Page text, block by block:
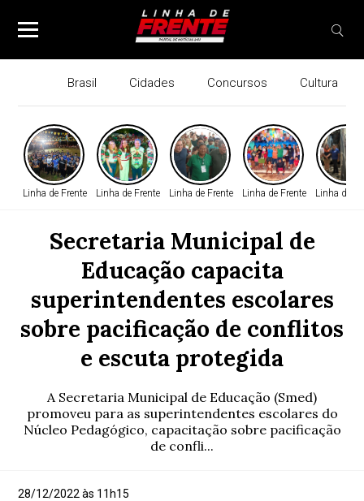
Brasil Cidades Concursos Cultura
Linha de Frente Linha de Frente Linha de Frente Linha de Frente Linha de
Secretaria Municipal de
Educação capacita
superintendentes escolares
sobre pacificação de conflitos
e escuta protegida
A Secretaria Municipal de Educação (Smed)
promoveu para as superintendentes escolares do
Núcleo Pedagógico, capacitação sobre pacificação
de confli...
28/12/2022 às 11h15